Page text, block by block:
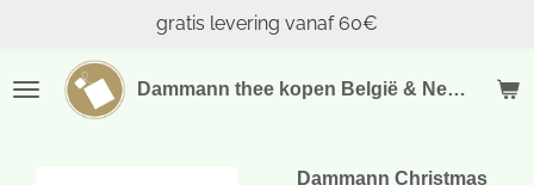
naar
Dammann thee kopen België & Nederland
gratis levering vanaf 60€
Dammann Christmas